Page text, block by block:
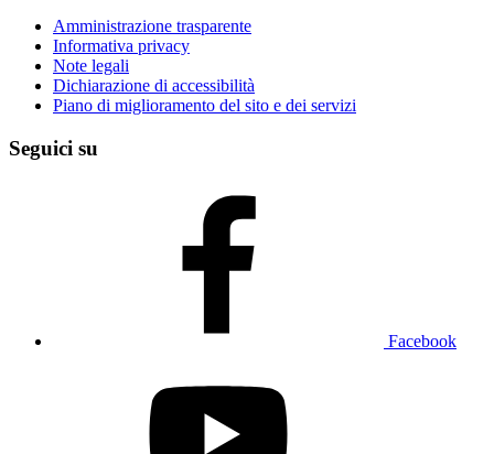
Amministrazione trasparente
Informativa privacy
Note legali
Dichiarazione di accessibilità
Piano di miglioramento del sito e dei servizi
Seguici su
Facebook